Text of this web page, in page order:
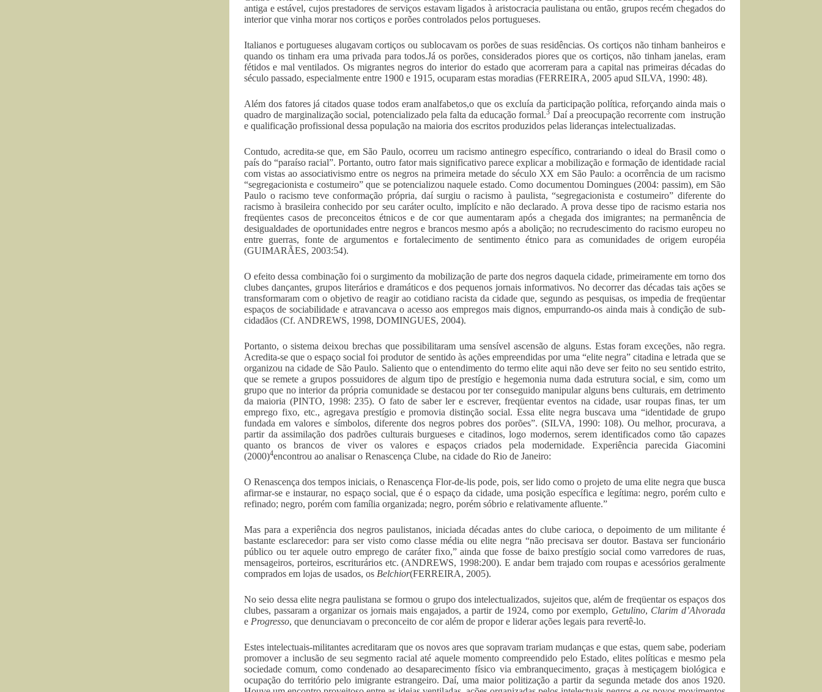
antiga e estável, cujos prestadores de serviços estavam ligados à aristocracia paulistana ou então, grupos recém chegados do
interior que vinha morar nos cortiços e porões controlados pelos portugueses.
Italianos e portugueses alugavam cortiços ou sublocavam os porões de suas residências. Os cortiços não tinham banheiros e
quando os tinham era uma privada para todos.Já os porões, considerados piores que os cortiços, não tinham janelas, eram
fétidos e mal ventilados. Os migrantes negros do interior do estado que acorreram para a capital nas primeiras décadas do
século passado, especialmente entre 1900 e 1915, ocuparam estas moradias (FERREIRA, 2005 apud SILVA, 1990: 48).
Além dos fatores já citados quase todos eram analfabetos,o que os excluía da participação política, reforçando ainda mais o
quadro de marginalização social, potencializado pela falta da educação formal.3 Daí a preocupação recorrente com instrução
e qualificação profissional dessa população na maioria dos escritos produzidos pelas lideranças intelectualizadas.
Contudo, acredita-se que, em São Paulo, ocorreu um racismo antinegro específico, contrariando o ideal do Brasil como o
país do “paraíso racial”. Portanto, outro fator mais significativo parece explicar a mobilização e formação de identidade racial
com vistas ao associativismo entre os negros na primeira metade do século XX em São Paulo: a ocorrência de um racismo
“segregacionista e costumeiro” que se potencializou naquele estado. Como documentou Domingues (2004: passim), em São
Paulo o racismo teve conformação própria, daí surgiu o racismo à paulista, “segregacionista e costumeiro” diferente do
racismo à brasileira conhecido por seu caráter oculto, implícito e não declarado. A prova desse tipo de racismo estaria nos
freqüentes casos de preconceitos étnicos e de cor que aumentaram após a chegada dos imigrantes; na permanência de
desigualdades de oportunidades entre negros e brancos mesmo após a abolição; no recrudescimento do racismo europeu no
entre guerras, fonte de argumentos e fortalecimento de sentimento étnico para as comunidades de origem européia
(GUIMARÃES, 2003:54).
O efeito dessa combinação foi o surgimento da mobilização de parte dos negros daquela cidade, primeiramente em torno dos
clubes dançantes, grupos literários e dramáticos e dos pequenos jornais informativos. No decorrer das décadas tais ações se
transformaram com o objetivo de reagir ao cotidiano racista da cidade que, segundo as pesquisas, os impedia de freqüentar
espaços de sociabilidade e atravancava o acesso aos empregos mais dignos, empurrando-os ainda mais à condição de sub-
cidadãos (Cf. ANDREWS, 1998, DOMINGUES, 2004).
Portanto, o sistema deixou brechas que possibilitaram uma sensível ascensão de alguns. Estas foram exceções, não regra.
Acredita-se que o espaço social foi produtor de sentido às ações empreendidas por uma “elite negra” citadina e letrada que se
organizou na cidade de São Paulo. Saliento que o entendimento do termo elite aqui não deve ser feito no seu sentido estrito,
que se remete a grupos possuidores de algum tipo de prestígio e hegemonia numa dada estrutura social, e sim, como um
grupo que no interior da própria comunidade se destacou por ter conseguido manipular alguns bens culturais, em detrimento
da maioria (PINTO, 1998: 235). O fato de saber ler e escrever, freqüentar eventos na cidade, usar roupas finas, ter um
emprego fixo, etc., agregava prestígio e promovia distinção social. Essa elite negra buscava uma “identidade de grupo
fundada em valores e símbolos, diferente dos negros pobres dos porões”. (SILVA, 1990: 108). Ou melhor, procurava, a
partir da assimilação dos padrões culturais burgueses e citadinos, logo modernos, serem identificados como tão capazes
quanto os brancos de viver os valores e espaços criados pela modernidade. Experiência parecida Giacomini
(2000)4encontrou ao analisar o Renascença Clube, na cidade do Rio de Janeiro:
O Renascença dos tempos iniciais, o Renascença Flor-de-lis pode, pois, ser lido como o projeto de uma elite negra que busca
afirmar-se e instaurar, no espaço social, que é o espaço da cidade, uma posição específica e legítima: negro, porém culto e
refinado; negro, porém com família organizada; negro, porém sóbrio e relativamente afluente.”
Mas para a experiência dos negros paulistanos, iniciada décadas antes do clube carioca, o depoimento de um militante é
bastante esclarecedor: para ser visto como classe média ou elite negra “não precisava ser doutor. Bastava ser funcionário
público ou ter aquele outro emprego de caráter fixo,” ainda que fosse de baixo prestígio social como varredores de ruas,
mensageiros, porteiros, escriturários etc. (ANDREWS, 1998:200). E andar bem trajado com roupas e acessórios geralmente
comprados em lojas de usados, os Belchior(FERREIRA, 2005).
No seio dessa elite negra paulistana se formou o grupo dos intelectualizados, sujeitos que, além de freqüentar os espaços dos
clubes, passaram a organizar os jornais mais engajados, a partir de 1924, como por exemplo, Getulino, Clarim d’Alvorada
e Progresso, que denunciavam o preconceito de cor além de propor e liderar ações legais para revertê-lo.
Estes intelectuais-militantes acreditaram que os novos ares que sopravam trariam mudanças e que estas, quem sabe, poderiam
promover a inclusão de seu segmento racial até aquele momento compreendido pelo Estado, elites políticas e mesmo pela
sociedade comum, como condenado ao desaparecimento físico via embranquecimento, graças à mestiçagem biológica e
ocupação do território pelo imigrante estrangeiro. Daí, uma maior politização a partir da segunda metade dos anos 1920.